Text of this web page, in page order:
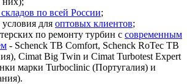
складов по всей России;
для оптовых клиентов;
по ремонту турбин с современным
- Schenck TB Comfort, Schenck RoTec TB
Cimat Big Twin и Cimat Turbotest Expert
марки Turboclinic (Португалия) и